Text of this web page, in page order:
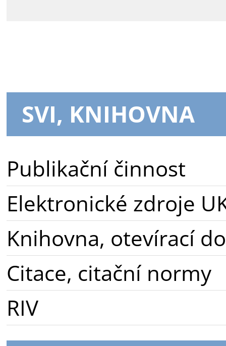
SVI, KNIHOVNA
Publikační činnost
Elektronické zdroje
Knihovna, otevírací
Citace, citační normy
RIV